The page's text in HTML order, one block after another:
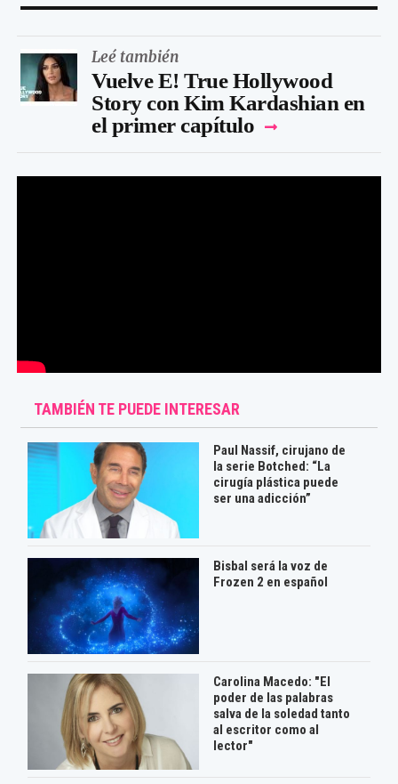
Leé también
Vuelve E! True Hollywood
Story con Kim Kardashian en
el primer capítulo
TAMBIÉN TE PUEDE INTERESAR
Paul Nassif, cirujano de
la serie Botched: “La
cirugía plástica puede
ser una adicción”
Bisbal será la voz de
Frozen 2 en español
Carolina Macedo: "El
poder de las palabras
salva de la soledad tanto
al escritor como al
lector"